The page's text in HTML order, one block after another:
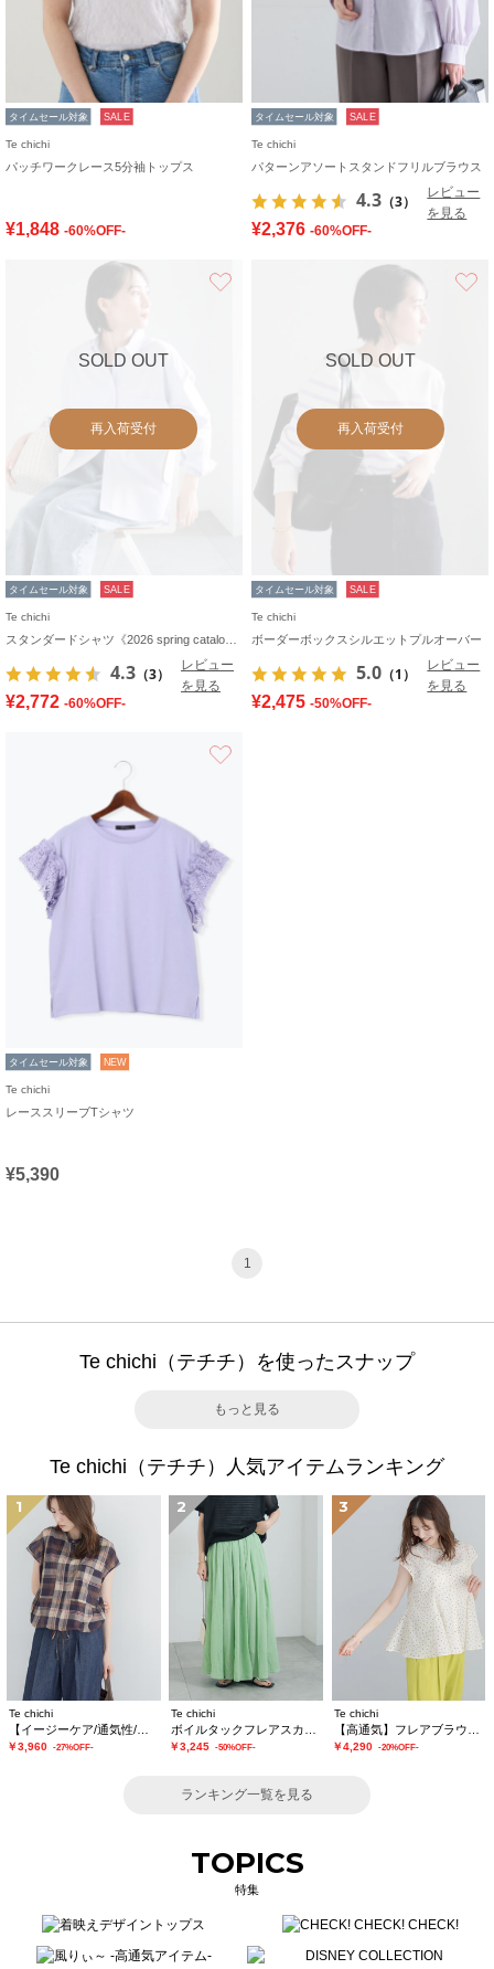
タイムセール対象 SALE
Te chichi
パッチワークレース5分袖トップス
¥1,848 -60%OFF-
タイムセール対象 SALE
Te chichi
パターンアソートスタンドフリルブラウス
4.3 （3）
レビュー
を見る
¥2,376 -60%OFF-
SOLD OUT
再入荷受付
タイムセール対象 SALE
Te chichi
4.3 （3）
レビュー
を見る
¥2,772 -60%OFF-
SOLD OUT
再入荷受付
タイムセール対象 SALE
Te chichi
ボーダーボックスシルエットプルオーバー
5.0 （1）
レビュー
を見る
¥2,475 -50%OFF-
タイムセール対象 NEW
Te chichi
レーススリーブTシャツ
¥5,390
1
Te chichi（テチチ）を使ったスナップ
もっと見る
Te chichi（テチチ）人気アイテムランキング
1
Te chichi
￥3,960 -27%OFF-
2
Te chichi
￥3,245 -50%OFF-
3
Te chichi
￥4,290 -20%OFF-
ランキング一覧を見る
TOPICS
特集